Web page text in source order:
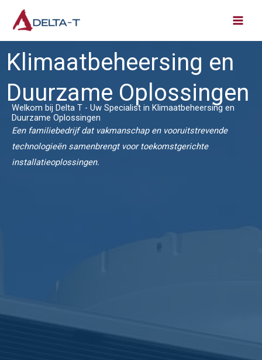
naar
de
inhoud
Klimaatbeheersing en
Duurzame Oplossingen
Welkom bij Delta T - Uw Specialist in Klimaatbeheersing en
Duurzame Oplossingen
Een familiebedrijf dat vakmanschap en vooruitstrevende
technologieën samenbrengt voor toekomstgerichte
installatieoplossingen.